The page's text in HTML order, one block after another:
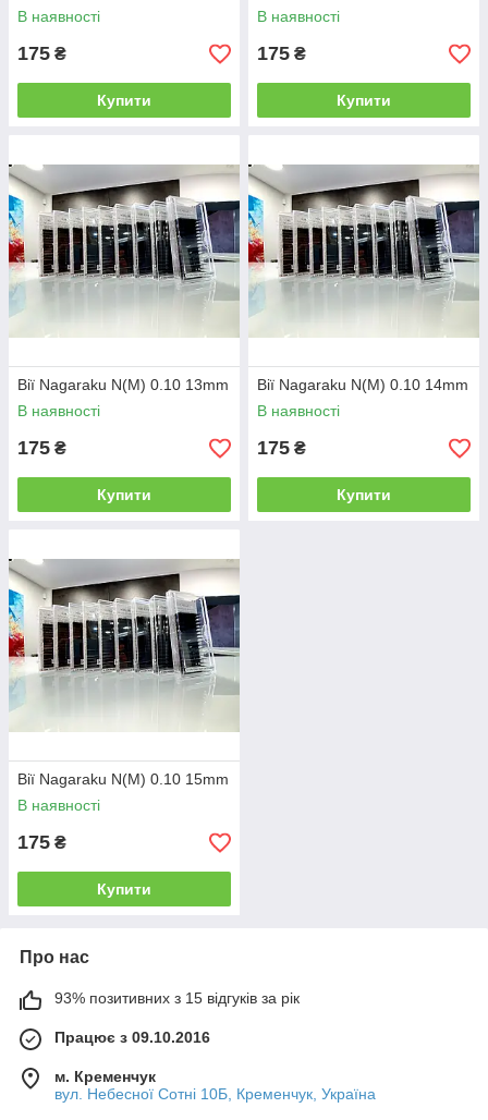
В наявності
175 ₴
Купити
В наявності
175 ₴
Купити
Вії Nagaraku N(M) 0.10 13mm
В наявності
175 ₴
Купити
Вії Nagaraku N(M) 0.10 14mm
В наявності
175 ₴
Купити
Вії Nagaraku N(M) 0.10 15mm
В наявності
175 ₴
Купити
Про нас
93% позитивних з 15 відгуків за рік
Працює з 09.10.2016
м. Кременчук
вул. Небесної Сотні 10Б, Кременчук, Україна